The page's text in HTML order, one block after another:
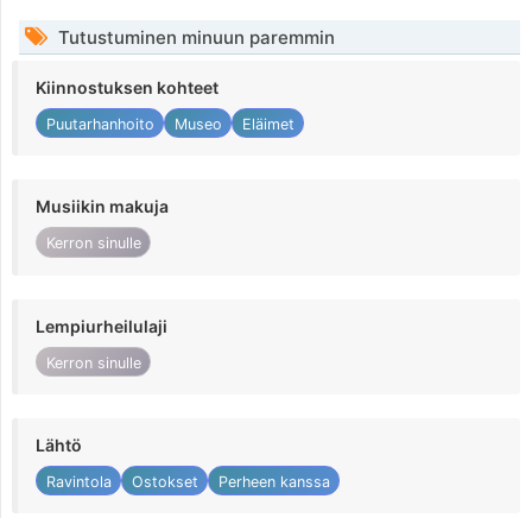
Tutustuminen minuun paremmin
Kiinnostuksen kohteet
Puutarhanhoito Museo Eläimet
Musiikin makuja
Kerron sinulle
Lempiurheilulaji
Kerron sinulle
Lähtö
Ravintola Ostokset Perheen kanssa